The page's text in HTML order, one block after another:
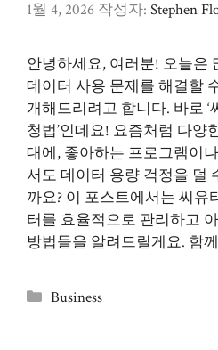
1월 4, 2026 작성자: Stephen
안녕하세요, 여러분! 오늘은
데이터 사용 문제를 해결할
개해드리려고 합니다. 바로
청법’인데요! 요즘처럼 다양
대에, 좋아하는 프로그램이
서도 데이터 용량 걱정을 덜
까요? 이 포스트에서는 씨유
터를 효율적으로 관리하고
방법들을 알려드릴게요. 함
카
Business